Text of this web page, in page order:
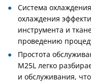
Система
охлаждения
инструмента и
проведению
Простота
M25L легко
и обслуживания,